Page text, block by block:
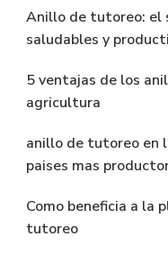
Anillo de tutoreo: el
saludables y
5 ventajas de los
agricultura
anillo de tutoreo en
paises mas
Como beneficia a la
tutoreo